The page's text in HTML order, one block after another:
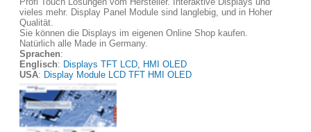
vieles mehr. Display Panel Module sind langlebig, und in Hoher
Qualität.
Sie können die Displays im eigenen Online Shop kaufen.
Natürlich alle Made in Germany.
Sprachen:
Englisch: Displays TFT LCD, HMI OLED
USA: Display Module LCD TFT HMI OLED